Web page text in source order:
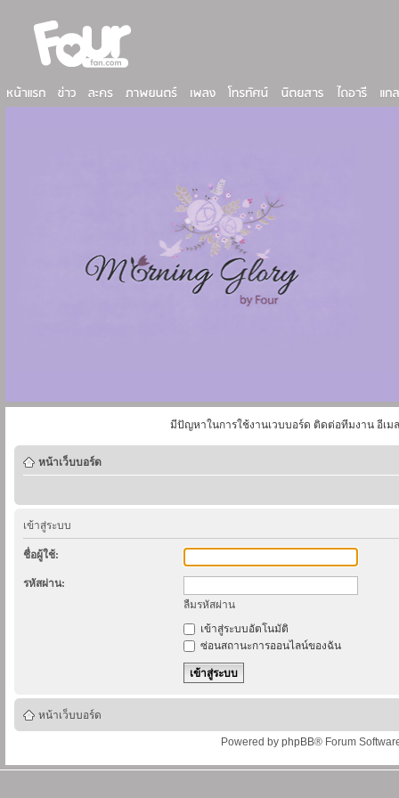
มีปัญหาในการใช้งานเวบบอร์ด ติดต่อทีมงาน อีเม
หน้าเว็บบอร์ด
เข้าสู่ระบบ
ชื่อผู้ใช้:
รหัสผ่าน:
ลืมรหัสผ่าน
เข้าสู่ระบบอัตโนมัติ
ซ่อนสถานะการออนไลน์ของฉัน
หน้าเว็บบอร์ด
Powered by phpBB® Forum